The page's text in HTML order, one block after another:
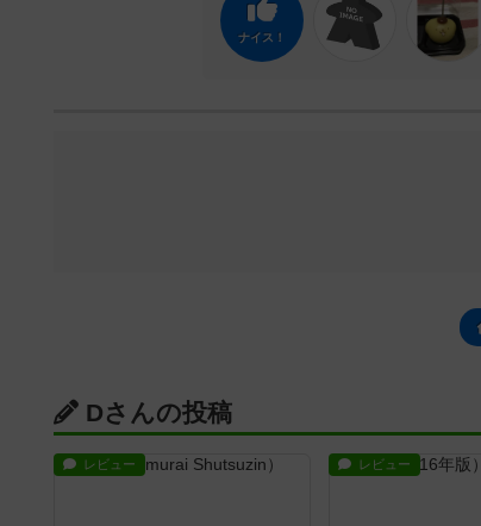
ナイス！
Dさんの投稿
レビュー レビュー